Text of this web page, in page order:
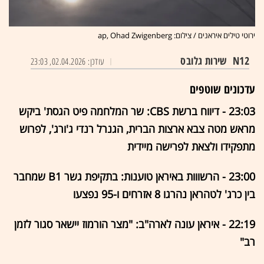
ירוטי טילים איראנים / צילום: ap, Ohad Zwigenberg
N12 שירות גלובס עודכן: 02.04.2026, 23:03
עדכונים שוטפים
23:03 - דיווח ברשת CBS: שר המלחמה פיט הגסת' ביקש
מראש מטה צבא ארצות הברית, הגנרל רנדי ג'ורג', לפרוש
מתפקידו ולצאת לפרישה מיידית
23:00 - הרשווות באיראן טוענות: בתקיפת גשר B1 שמחבר
בין כרג' לטהראן נהרגו 8 אזרחים ו-95 נפצעו
22:19 - איראן עונה לארה"ב: "מצר הורמוז יישאר סגור לזמן
רב"